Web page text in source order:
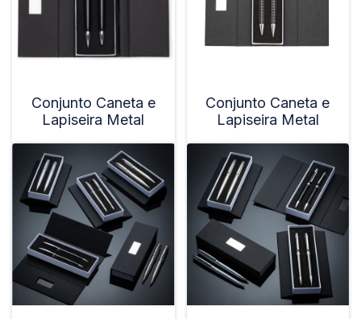
Conjunto Caneta e
Lapiseira Metal
Conjunto Caneta e
Lapiseira Metal